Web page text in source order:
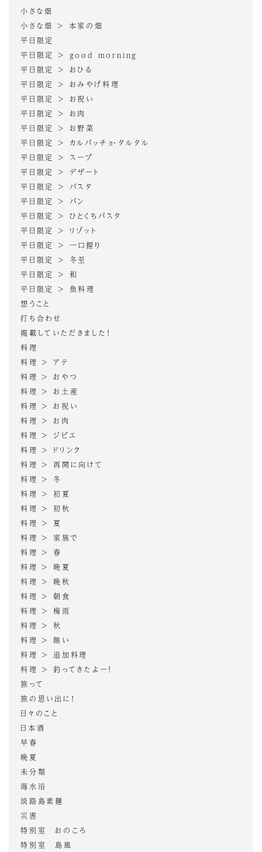
小さな畑
小さな畑 > 本家の畑
平日限定
平日限定 > good morning
平日限定 > おひる
平日限定 > おみやげ料理
平日限定 > お祝い
平日限定 > お肉
平日限定 > お野菜
平日限定 > カルパッチョ・タルタル
平日限定 > スープ
平日限定 > デザート
平日限定 > パスタ
平日限定 > パン
平日限定 > ひとくちパスタ
平日限定 > リゾット
平日限定 > 一口握り
平日限定 > 冬至
平日限定 > 和
平日限定 > 魚料理
想うこと
打ち合わせ
掲載していただきました！
料理
料理 > アテ
料理 > おやつ
料理 > お土産
料理 > お祝い
料理 > お肉
料理 > ジビエ
料理 > ドリンク
料理 > 再開に向けて
料理 > 冬
料理 > 初夏
料理 > 初秋
料理 > 夏
料理 > 家族で
料理 > 春
料理 > 晩夏
料理 > 晩秋
料理 > 朝食
料理 > 梅雨
料理 > 秋
料理 > 賄い
料理 > 追加料理
料理 > 釣ってきたよー！
旅って
旅の思い出に！
日々のこと
日本酒
早春
晩夏
未分類
海水浴
淡路島素麺
災害
特別室 おのころ
特別室 島風